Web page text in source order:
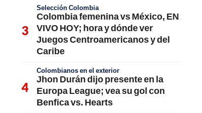
Selección Colombia
Colombia femenina vs México, EN
VIVO HOY; hora y dónde ver
Juegos Centroamericanos y del
Caribe
Colombianos en el exterior
Jhon Durán dijo presente en la
Europa League; vea su gol con
Benfica vs. Hearts